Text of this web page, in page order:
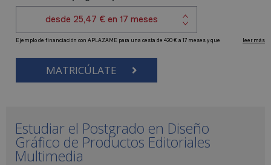
MATRICÚLATE
Estudiar el Postgrado en Diseño
Gráfico de Productos Editoriales
Multimedia